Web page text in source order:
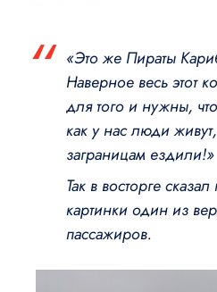
«Это же Пираты
Наверное весь этот
для того и нужны,
как у нас люди
заграницам ездили!»
Так в восторге
картинки один из
пассажиров.